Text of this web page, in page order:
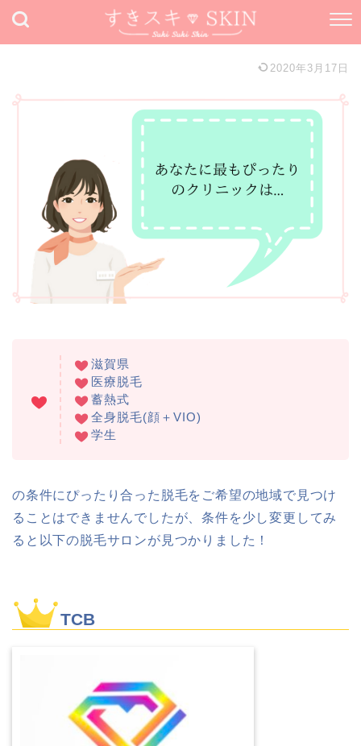
2020年3月17日
滋賀県
医療脱毛
蓄熱式
全身脱毛(顔＋VIO)
学生
の条件にぴったり合った脱毛をご希望の地域で見つけ
ることはできませんでしたが、条件を少し変更してみ
ると以下の脱毛サロンが見つかりました！
TCB